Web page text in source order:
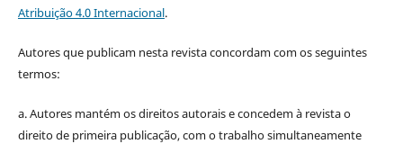
Atribuição 4.0 Internacional.
Autores que publicam nesta revista concordam com os seguintes
termos:
a. Autores mantém os direitos autorais e concedem à revista o
direito de primeira publicação, com o trabalho simultaneamente